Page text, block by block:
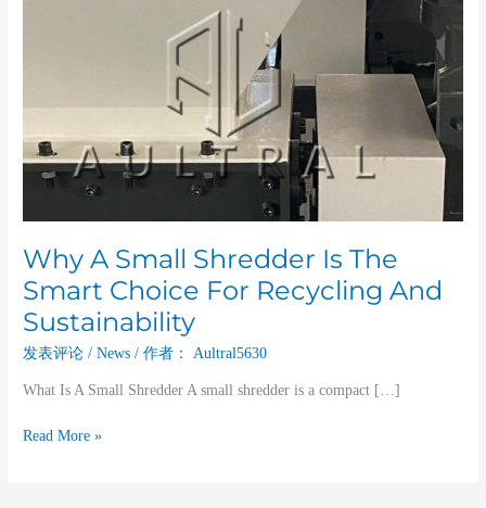
Why A Small Shredder Is The
Smart Choice For Recycling And
Sustainability
发表评论 /News / 作者： Aultral5630
What Is A Small Shredder A small shredder is a compact […]
Read More »